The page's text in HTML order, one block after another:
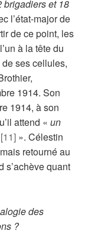
brigadiers et 18
l’état-major de
de ce point, les
à la tête du
de ses cellules,
1914. Son
1914, à son
attend «un
[11] ». Célestin
retourné au
s’achève quant
des
?